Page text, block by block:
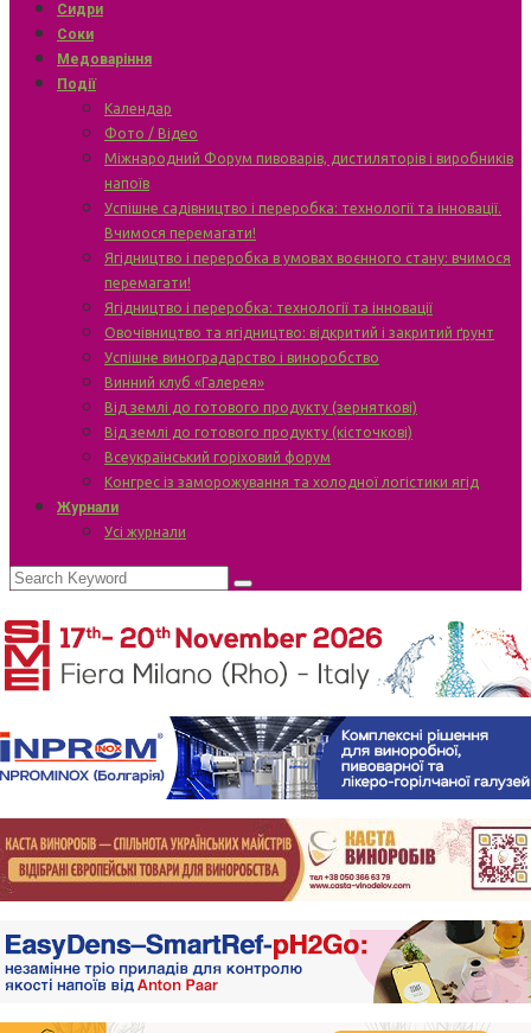
Сидри
Соки
Медоваріння
Події
Календар
Фото / Відео
Міжнародний Форум пивоварів, дистиляторів і виробників
напоїв
Успішне садівництво і переробка: технології та інновації.
Вчимося перемагати!
Ягідництво і переробка в умовах воєнного стану: вчимося
перемагати!
Ягідництво і переробка: технології та інновації
Овочівництво та ягідництво: відкритий і закритий ґрунт
Успішне виноградарство і виноробство
Винний клуб «Галерея»
Від землі до готового продукту (зерняткові)
Від землі до готового продукту (кісточкові)
Всеукраїнський горіховий форум
Конгрес із заморожування та холодної логістики ягід
Журнали
Усі журнали